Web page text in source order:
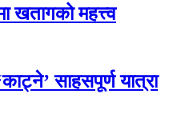
खतागको महत्त्व
साहसपूर्ण यात्रा